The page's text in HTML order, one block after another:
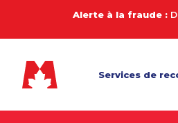
Alerte à la fraude :
Services de